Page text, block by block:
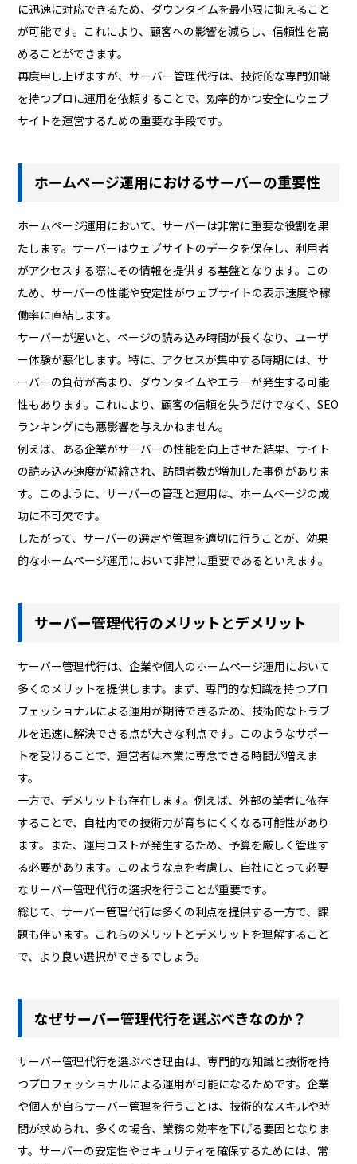
に迅速に対応できるため、ダウンタイムを最小限に抑えること
が可能です。これにより、顧客への影響を減らし、信頼性を高
めることができます。
再度申し上げますが、サーバー管理代行は、技術的な専門知識
を持つプロに運用を依頼することで、効率的かつ安全にウェブ
サイトを運営するための重要な手段です。
ホームページ運用におけるサーバーの重要性
ホームページ運用において、サーバーは非常に重要な役割を果
たします。サーバーはウェブサイトのデータを保存し、利用者
がアクセスする際にその情報を提供する基盤となります。この
ため、サーバーの性能や安定性がウェブサイトの表示速度や稼
働率に直結します。
サーバーが遅いと、ページの読み込み時間が長くなり、ユーザ
ー体験が悪化します。特に、アクセスが集中する時期には、サ
ーバーの負荷が高まり、ダウンタイムやエラーが発生する可能
性もあります。これにより、顧客の信頼を失うだけでなく、SEO
ランキングにも悪影響を与えかねません。
例えば、ある企業がサーバーの性能を向上させた結果、サイト
の読み込み速度が短縮され、訪問者数が増加した事例がありま
す。このように、サーバーの管理と運用は、ホームページの成
功に不可欠です。
したがって、サーバーの選定や管理を適切に行うことが、効果
的なホームページ運用において非常に重要であるといえます。
サーバー管理代行のメリットとデメリット
サーバー管理代行は、企業や個人のホームページ運用において
多くのメリットを提供します。まず、専門的な知識を持つプロ
フェッショナルによる運用が期待できるため、技術的なトラブ
ルを迅速に解決できる点が大きな利点です。このようなサポー
トを受けることで、運営者は本業に専念できる時間が増えま
す。
一方で、デメリットも存在します。例えば、外部の業者に依存
することで、自社内での技術力が育ちにくくなる可能性があり
ます。また、運用コストが発生するため、予算を厳しく管理す
る必要があります。このような点を考慮し、自社にとって必要
なサーバー管理代行の選択を行うことが重要です。
総じて、サーバー管理代行は多くの利点を提供する一方で、課
題も伴います。これらのメリットとデメリットを理解すること
で、より良い選択ができるでしょう。
なぜサーバー管理代行を選ぶべきなのか？
サーバー管理代行を選ぶべき理由は、専門的な知識と技術を持
つプロフェッショナルによる運用が可能になるためです。企業
や個人が自らサーバー管理を行うことは、技術的なスキルや時
間が求められ、多くの場合、業務の効率を下げる要因となりま
す。サーバーの安定性やセキュリティを確保するためには、常